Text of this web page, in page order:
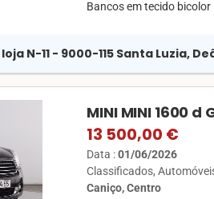
Bancos em tecido
N-11 - 9000-115 Santa Luzia,
MINI MINI 1600 d
13 500,00 €
Data :01/06/2026
Classificados
Caniço, Centro